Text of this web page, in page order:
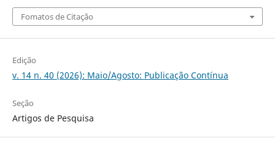
Fomatos de Citação
Edição
v. 14 n. 40 (2026): Maio/Agosto: Publicação Contínua
Seção
Artigos de Pesquisa